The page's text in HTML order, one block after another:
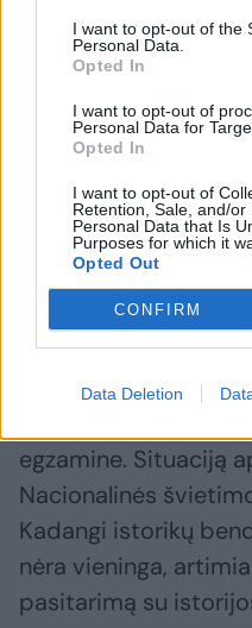
I want to opt-out of the
Personal Data.
Opted In
I want to opt-out of
Personal Data for
Opted In
I want to opt-out of
Retention, Sale, and/or
Personal Data that Is
Purposes for which it
Opted Out
CONFIRM
Data Deletion
R. Popovienė: toks
paskutinis
Savo ruožtu
ministrė Raminta
siūlymas yra
aptarti su
atstovais.
„Girdžiu istorijos
nuogąstavimus dėl
egzamine. Situaciją
Nacionalinės
Kadangi istorikų
nėra vieninga,
pasitarimą su